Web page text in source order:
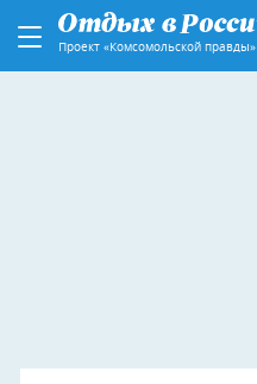
Проект «Комсомольской правды»